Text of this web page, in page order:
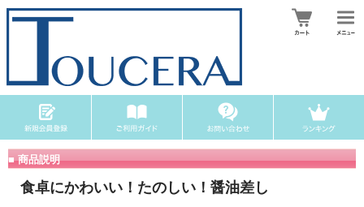
■ 商品説明
食卓にかわいい！たのしい！醤油差し